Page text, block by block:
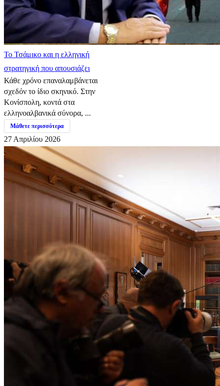
​Το Τσάμικο και η ελληνική
στρατηγική που απουσιάζει
Κάθε χρόνο επαναλαμβάνεται
σχεδόν το ίδιο σκηνικό. Στην
Κονίσπολη, κοντά στα
ελληνοαλβανικά σύνορα, ...
Μάθετε περισσότερα
27 Απριλίου 2026